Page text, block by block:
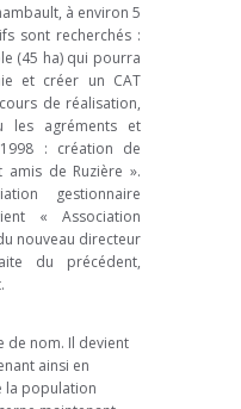
à environ 5
sont recherchés :
(45 ha) qui pourra
et créer un CAT
de réalisation,
les agréments et
1998 : création de
amis de Ruzière ».
gestionnaire
« Association
nouveau directeur
du précédent,
de nom. Il devient
ainsi en
la population